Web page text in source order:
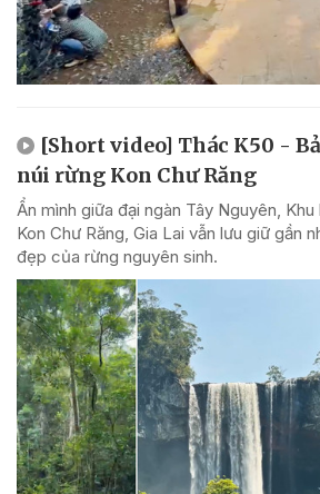
[Short video] Thác K50 -
núi rừng Kon Chư Răng
Ẩn mình giữa đại ngàn Tây Nguyên,
Kon Chư Răng, Gia Lai vẫn lưu giữ gần
đẹp của rừng nguyên sinh.